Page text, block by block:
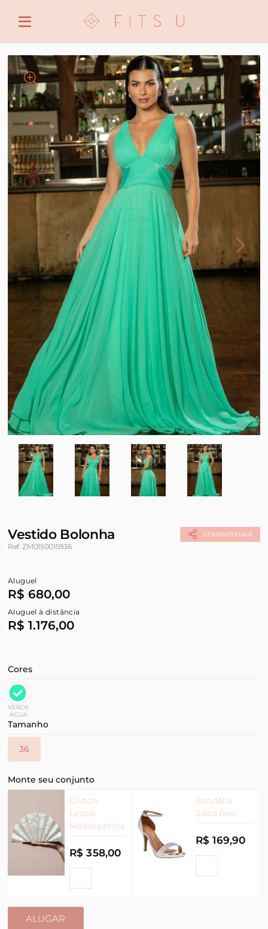
CRIAR NOVA CONTA
COMPARTILHAR
Vestido Bolonha
Ref: ZM0150015936
Aluguel
R$ 680,00
Aluguel à distância
R$ 1.176,00
Cores
VERDE
ÁGUA
Tamanho
36
Monte seu conjunto
Clutch
Leque
Madrepérola
R$ 358,00
Sandália
Salto fino
R$ 169,90
ALUGAR